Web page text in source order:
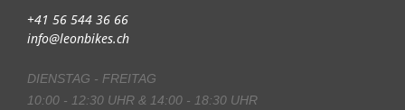
+41 56 544 36 66
info@leonbikes.ch
DIENSTAG - FREITAG
10:00 - 12:30 UHR & 14:00 - 18:30 UHR